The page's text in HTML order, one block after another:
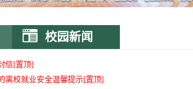
校园新闻
信[置顶]
离校就业安全温馨提示[置顶]